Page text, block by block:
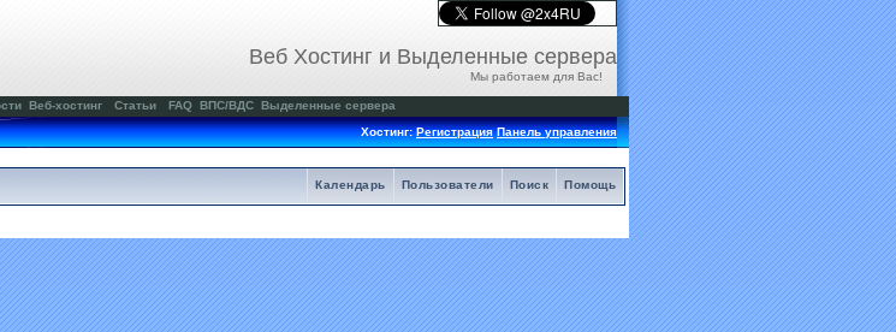
Веб Хостинг и Выделенные сервера
Мы работаем для Вас!
Веб-хостинг Статьи FAQ ВПС/ВДС Выделенные сервера
Хостинг:Регистрация Панель управления
Помощь
Поиск
Пользователи
Календарь